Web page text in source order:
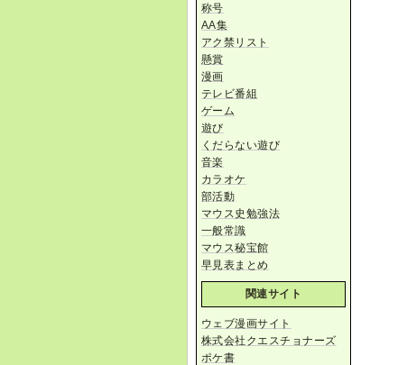
称号
AA集
アク禁リスト
懸賞
漫画
テレビ番組
ゲーム
遊び
くだらない遊び
音楽
カラオケ
部活動
マウス史勉強法
一般常識
マウス秘宝館
早見表まとめ
関連サイト
ウェブ漫画サイト
株式会社クエスチョナーズ
ポケ書